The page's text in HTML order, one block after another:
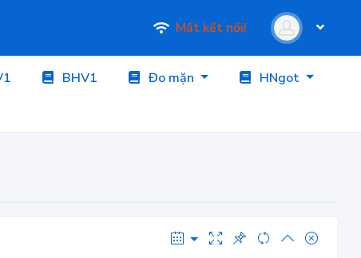
Mất kết nối!
BHV1 Đo mặn
HNgot